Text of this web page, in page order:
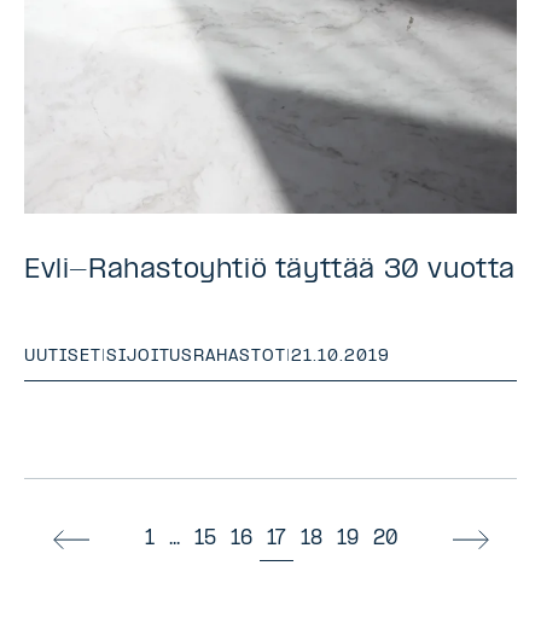
Evli-Rahastoyhtiö täyttää 30 vuotta
UUTISET |SIJOITUSRAHASTOT |21.10.2019
1 ... 15 16 17 18 19 20